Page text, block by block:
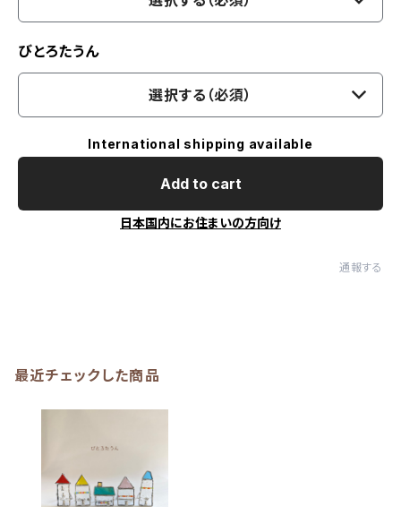
びとろたうん
選択する（必須）
International shipping available
Add to cart
日本国内にお住まいの方向け
通報する
最近チェックした商品